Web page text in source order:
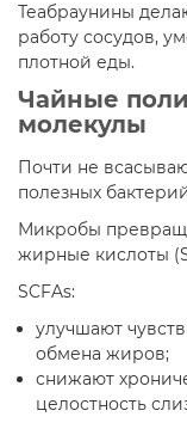
Теабраунины
работу сосудов,
плотной еды.
Чайные
молекулы
Почти не
полезных
Микробы
жирные кислоты
SCFAs:
улучшают
обмена жиров;​
снижают
целостность